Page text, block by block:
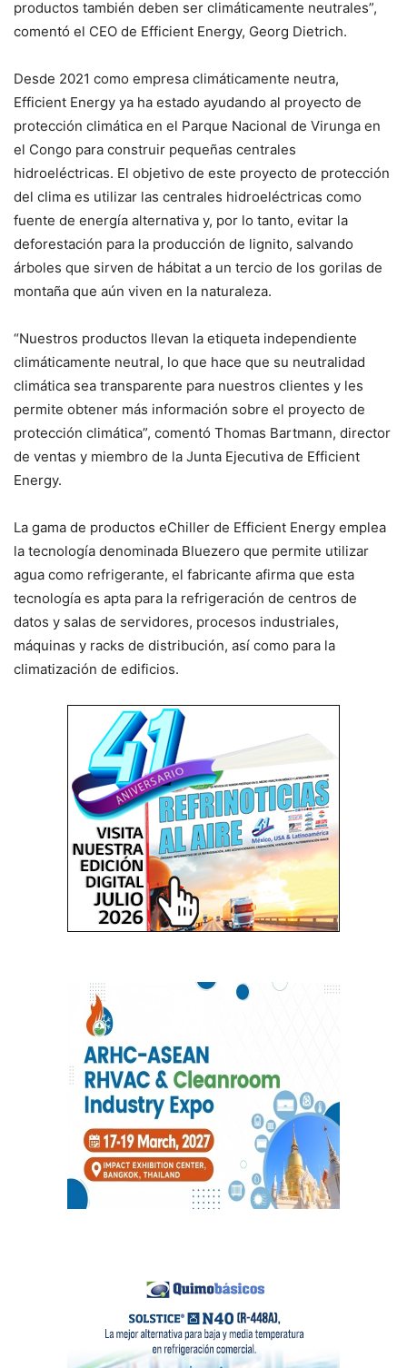
productos también deben ser climáticamente neutrales”,
comentó el CEO de Efficient Energy, Georg Dietrich.
Desde 2021 como empresa climáticamente neutra,
Efficient Energy ya ha estado ayudando al proyecto de
protección climática en el Parque Nacional de Virunga en
el Congo para construir pequeñas centrales
hidroeléctricas. El objetivo de este proyecto de protección
del clima es utilizar las centrales hidroeléctricas como
fuente de energía alternativa y, por lo tanto, evitar la
deforestación para la producción de lignito, salvando
árboles que sirven de hábitat a un tercio de los gorilas de
montaña que aún viven en la naturaleza.
“Nuestros productos llevan la etiqueta independiente
climáticamente neutral, lo que hace que su neutralidad
climática sea transparente para nuestros clientes y les
permite obtener más información sobre el proyecto de
protección climática”, comentó Thomas Bartmann, director
de ventas y miembro de la Junta Ejecutiva de Efficient
Energy.
La gama de productos eChiller de Efficient Energy emplea
la tecnología denominada Bluezero que permite utilizar
agua como refrigerante, el fabricante afirma que esta
tecnología es apta para la refrigeración de centros de
datos y salas de servidores, procesos industriales,
máquinas y racks de distribución, así como para la
climatización de edificios.